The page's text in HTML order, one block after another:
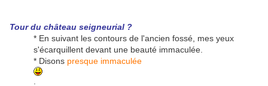
Tour du château seigneurial ?
* En suivant les contours de l'ancien fossé, mes yeux
s'écarquillent devant une beauté immaculée.
* Disons presque immaculée